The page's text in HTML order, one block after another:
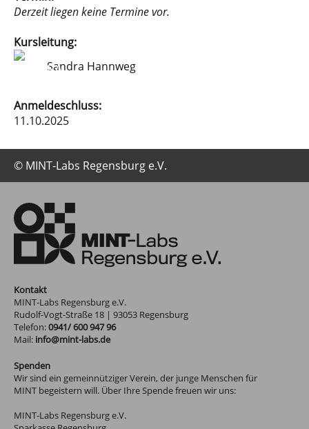
Derzeit liegen keine Termine vor.
Kursleitung:
Sandra Hannweg
Anmeldeschluss:
11.10.2025
© MINT-Labs Regensburg e.V.
Kontakt
MINT-Labs Regensburg e.V.
Rudolf-Vogt-Straße 18 | 93053 Regensburg
Telefon:0941/ 600 947 96
Mail: info@mint-labs.de
Spenden
Wir sind ein gemeinnütziger Verein, der junge Menschen für
MINT begeistern will. Über Ihre Spende freuen wir uns:
MINT-Labs Regensburg e.V.